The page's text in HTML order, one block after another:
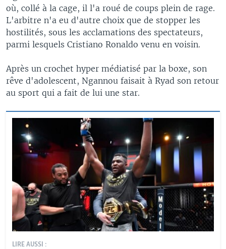
où, collé à la cage, il l'a roué de coups plein de rage.
L'arbitre n'a eu d'autre choix que de stopper les
hostilités, sous les acclamations des spectateurs,
parmi lesquels Cristiano Ronaldo venu en voisin.
Après un crochet hyper médiatisé par la boxe, son
rêve d'adolescent, Ngannou faisait à Ryad son retour
au sport qui a fait de lui une star.
LIRE AUSSI :